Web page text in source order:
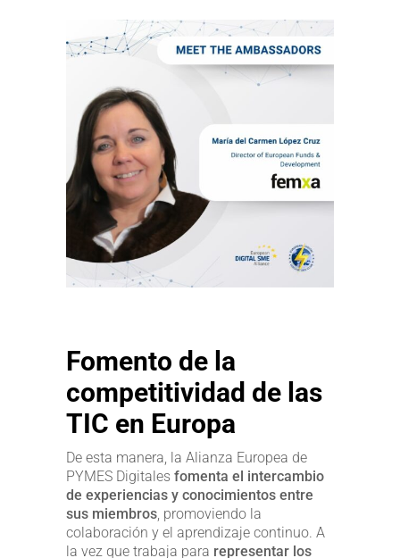
Fomento de la
competitividad de las
TIC en Europa
De esta manera, la Alianza Europea de
PYMES Digitales fomenta el intercambio
de experiencias y conocimientos entre
sus miembros, promoviendo la
colaboración y el aprendizaje continuo. A
la vez que trabaja para representar los